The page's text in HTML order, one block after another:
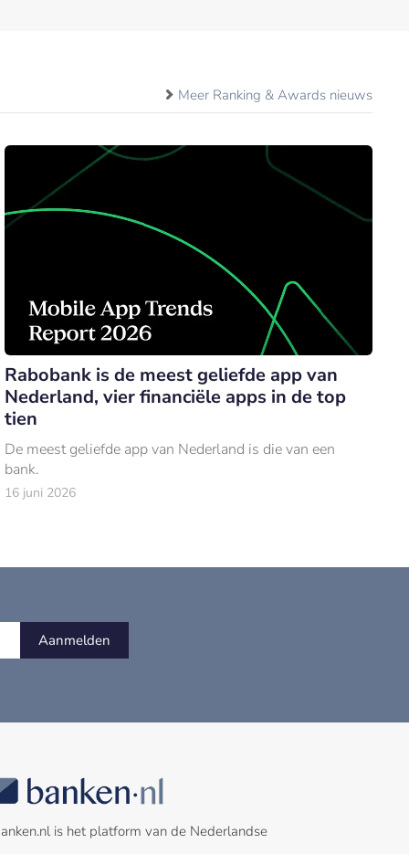
Meer Ranking & Awards nieuws
Rabobank is de meest geliefde app van
Nederland, vier financiële apps in de top
tien
De meest geliefde app van Nederland is die van een
bank.
16 juni 2026
Aanmelden
is het platform van de Nederlandse